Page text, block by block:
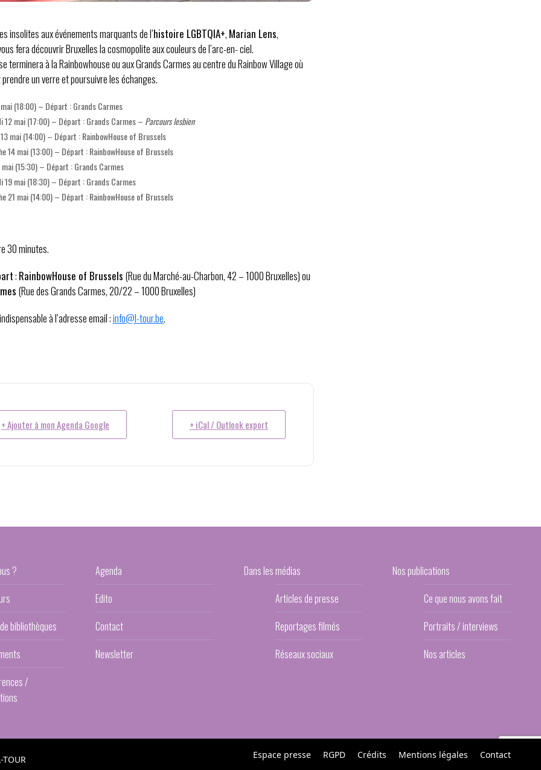
insolites aux événements marquants de l’histoire LGBTQIA+, Marian Lens,
fera découvrir Bruxelles la cosmopolite aux couleurs de l’arc-en- ciel.
terminera à la Rainbowhouse ou aux Grands Carmes au centre du Rainbow Village où
un verre et poursuivre les échanges.
mai (18:00) – Départ : Grands Carmes
12 mai (17:00) – Départ : Grands Carmes – Parcours lesbien
mai (14:00) – Départ : RainbowHouse of Brussels
14 mai (13:00) – Départ : RainbowHouse of Brussels
mai (15:30) – Départ : Grands Carmes
19 mai (18:30) – Départ : Grands Carmes
21 mai (14:00) – Départ : RainbowHouse of Brussels
30 minutes.
: RainbowHouse of Brussels (Rue du Marché-au-Charbon, 42 – 1000 Bruxelles) ou
(Rue des Grands Carmes, 20/22 – 1000 Bruxelles)
à l’adresse email :info@l-tour.be.
+ Ajouter à mon Agenda Google + iCal / Outlook export
?
bibliothèques
/
Agenda
Edito
Contact
Newsletter
Dans les médias
Articles de presse
Reportages filmés
Réseaux sociaux
Nos publications
Ce que nous avons fait
Portraits / interviews
Nos articles
Espace presse RGPD Crédits Mentions légales Contact